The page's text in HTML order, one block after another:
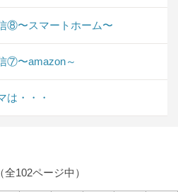
⑧〜スマートホーム〜
⑦〜amazon～
は・・・
全102ページ中）